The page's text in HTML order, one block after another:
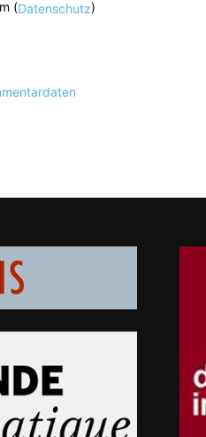
(Datenschutz)